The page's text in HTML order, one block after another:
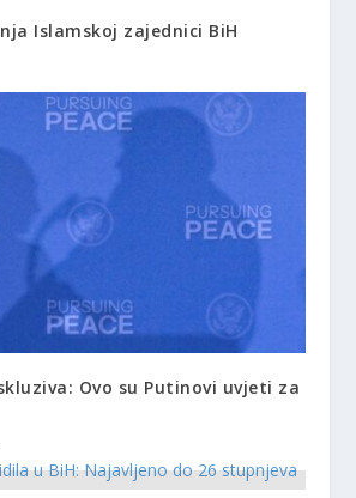
Islamskoj zajednici BiH
Ovo su Putinovi uvjeti za